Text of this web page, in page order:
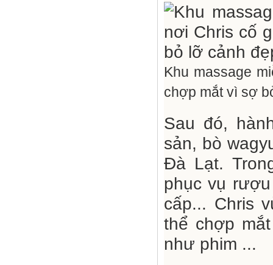
Khu massage
chợp mắt vì sợ
Sau đó,
sản, bò
Đà Lạt.
phục vụ
cấp... Chris
thể chợp
như phim ...